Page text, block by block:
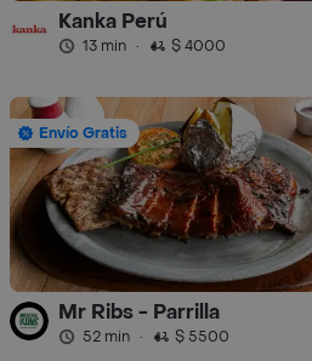
Kanka Perú
13 min · $ 4000
Envío Gratis
Mr Ribs - Parrilla
52 min · $ 5500